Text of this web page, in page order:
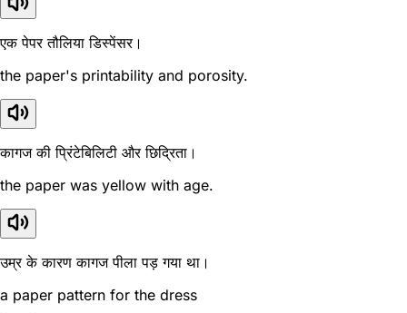
एक पेपर तौलिया डिस्पेंसर।
the paper's printability and porosity.
कागज की प्रिंटेबिलिटी और छिद्रिता।
the paper was yellow with age.
उम्र के कारण कागज पीला पड़ गया था।
a paper pattern for the dress